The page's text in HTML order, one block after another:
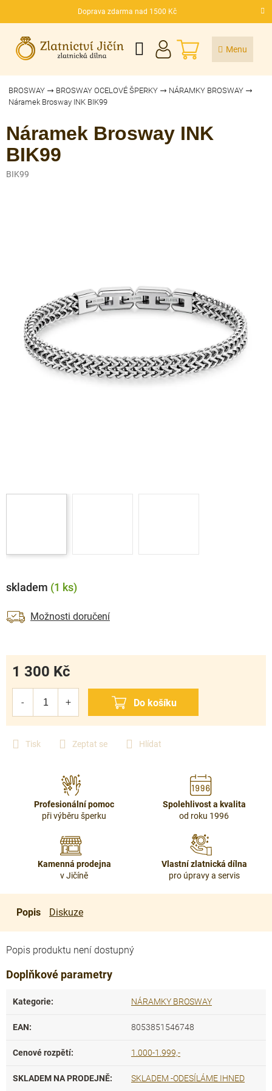
Doprava zdarma nad 1500 Kč
CZK
NÁKUPNÍ
KOŠÍK
BROSWAY BROSWAY OCELOVÉ ŠPERKY
NÁRAMKY BROSWAY
Náramek Brosway INK BIK99
Náramek Brosway INK
BIK99
BIK99
Tisk Zeptat se Hlídat
skladem (1 ks)
Možnosti doručení
1 300 Kč
Profesionální pomoc
při výběru šperku
Spolehlivost a kvalita
od roku 1996
Kamenná prodejna
v Jičíně
Vlastní zlatnická dílna
pro úpravy a servis
Popis Diskuze
Popis produktu není dostupný
Doplňkové parametry
Kategorie: NÁRAMKY BROSWAY
EAN: 8053851546748
Cenové rozpětí: 1.000-1.999,-
SKLADEM NA PRODEJNĚ: SKLADEM -ODESÍLÁME IHNED